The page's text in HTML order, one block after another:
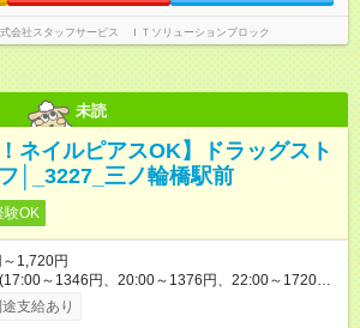
会社スタッフサービス ＩＴソリューションブロック
未読
ネイルピアスOK】ドラッグスト
│_3227_三ノ輪橋駅前
験OK
1,720円
～1346円、20:00～1376円、22:00～1720円)
む ※高校卒業以上 昇格に応じて＋20～200円昇給
＋20円まで） ※高校生は対象外 試用期間あり：
支給あり